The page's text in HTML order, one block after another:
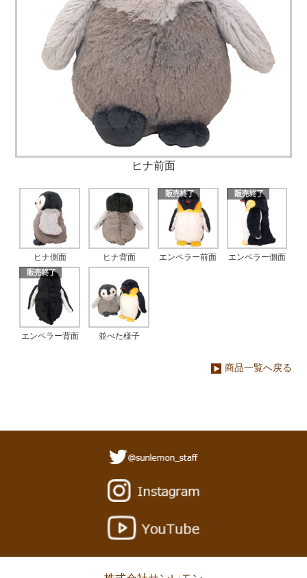
ヒナ前面
ヒナ側面 ヒナ背面 エンペラー前面 エンペラー側面
エンペラー背面 並べた様子
商品一覧へ戻る